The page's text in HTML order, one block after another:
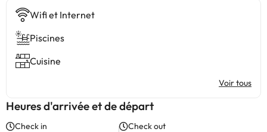
Wifi et Internet
Piscines
Cuisine
Voir tous
Heures d'arrivée et de départ
Check in Check out